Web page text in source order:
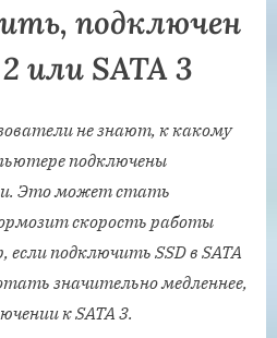
подключен
или SATA 3
не знают, к какому
подключены
Это может стать
скорость работы
подключить SSD в SATA
значительно медленнее,
к SATA 3.